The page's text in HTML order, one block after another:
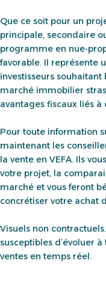
Que ce soit pour un
principale, secondaire
programme en nue-
favorable. Il représente
investisseurs
marché immobilier
avantages fiscaux liés à
Pour toute information
maintenant les
la vente en VEFA. Ils
votre projet, la
marché et vous feront
concrétiser votre achat
Visuels non
susceptibles d’évoluer
ventes en temps réel.